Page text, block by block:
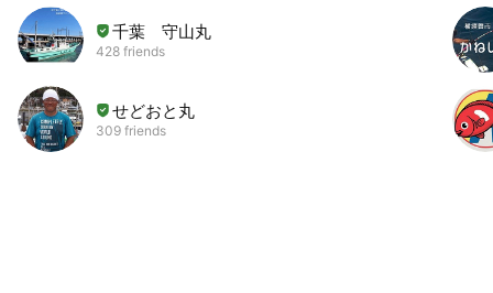
千葉 守山丸
428 friends
せどおと丸
309 friends